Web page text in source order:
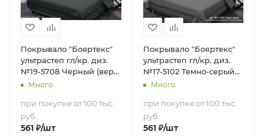
Покрывало "Бояртекс"
ультрастеп гл/кр. диз.
№19-5708 Черный (верх/
низ черный) (150х210)
Много
при покупке от 100 тыс.
руб.
561 ₽/шт
Покрывало "Бояртекс"
ультрастеп гл/кр. диз.
№17-5102 Темно-серый
(верх/низ темно-серый)
Много
при покупке от 100 тыс.
руб.
561₽/шт